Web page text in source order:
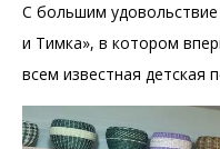
С большим
и Тимка», в котором
всем известная детская